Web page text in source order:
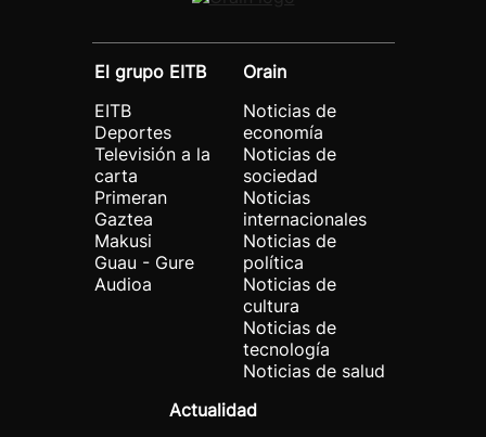
El grupo EITB
EITB
Deportes
Televisión a la
carta
Primeran
Gaztea
Makusi
Guau - Gure
Audioa
Orain
Noticias de
economía
Noticias de
sociedad
Noticias
internacionales
Noticias de
política
Noticias de
cultura
Noticias de
tecnología
Noticias de salud
Actualidad